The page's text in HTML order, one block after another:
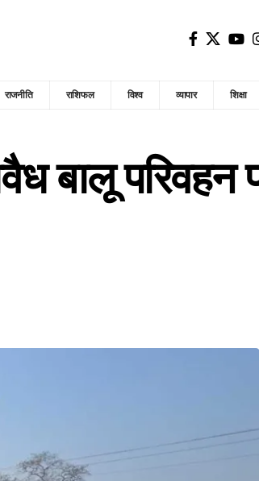
राजनीति राशिफल विश्व व्यापार शिक्षा
परिवहन